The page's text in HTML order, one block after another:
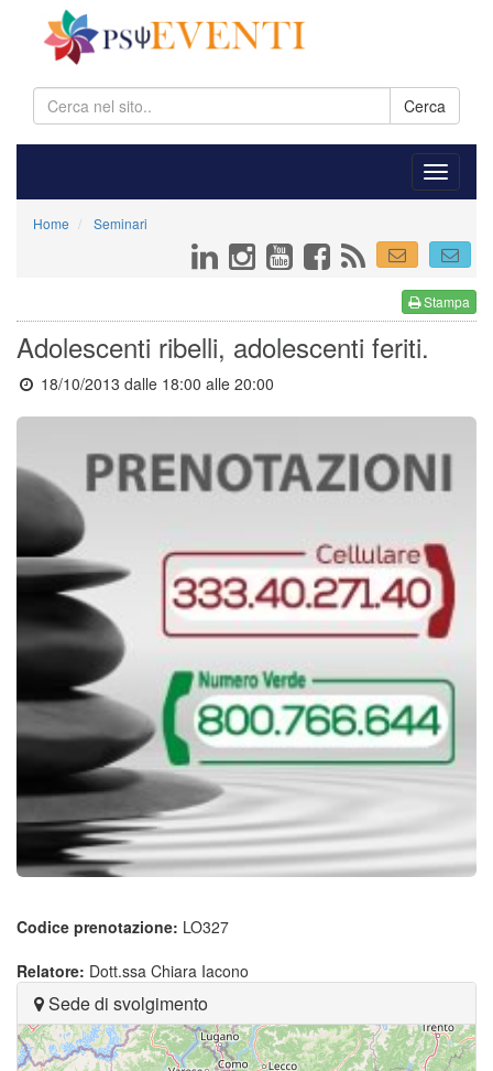
Cerca
Home Seminari
Stampa
Adolescenti ribelli, adolescenti feriti.
18/10/2013 dalle 18:00 alle 20:00
Codice prenotazione: LO327
Relatore: Dott.ssa Chiara Iacono
Sede di svolgimento